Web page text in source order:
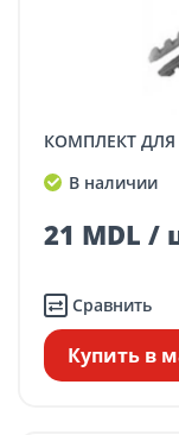
КОМПЛЕКТ
В наличии
21 MDL /
Сравнить
Купить в